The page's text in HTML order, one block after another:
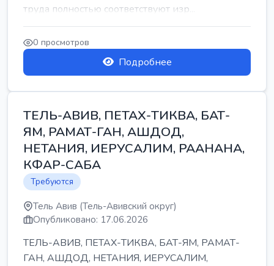
труда полностью соответствуют изр...
0 просмотров
Подробнее
ТЕЛЬ-АВИВ, ПЕТАХ-ТИКВА, БАТ-
ЯМ, РАМАТ-ГАН, АШДОД,
НЕТАНИЯ, ИЕРУСАЛИМ, РААНАНА,
КФАР-САБА
Требуются
Тель Авив (Тель-Авивский округ)
Опубликовано: 17.06.2026
ТЕЛЬ-АВИВ, ПЕТАХ-ТИКВА, БАТ-ЯМ, РАМАТ-
ГАН, АШДОД, НЕТАНИЯ, ИЕРУСАЛИМ,